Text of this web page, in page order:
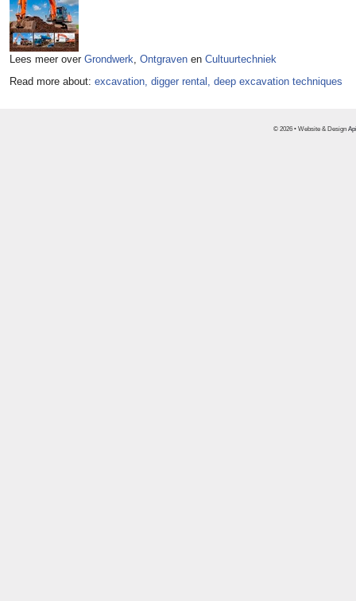
Lees meer over Grondwerk, Ontgravenen Cultuurtechniek
Read more about: excavation, digger rental, deep excavation techniques
© 2026 • Website & Design